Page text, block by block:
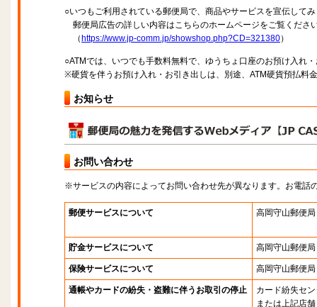
○いつもご利用されている郵便局で、商品やサービスを宣伝して
郵便局広告の詳しい内容はこちらのホームページをご覧くださ
（ https://www.jp-comm.jp/showshop.php?CD=321380）
○ATMでは、いつでも手数料無料で、ゆうちょ口座のお預け入れ
※硬貨を伴うお預け入れ・お引き出しは、別途、ATM硬貨預払料
お知らせ
お問い合わせ
※サービスの内容によってお問い合わせ先が異なります。お電話
郵便サービスについて 高岡守山郵便局
貯金サービスについて 高岡守山郵便局
保険サービスについて 高岡守山郵便局
通帳やカードの紛失・盗難に伴うお取引の停止
カード紛失セ
または上記店舗